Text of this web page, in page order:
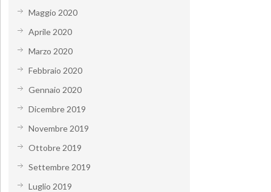
Maggio 2020
Aprile 2020
Marzo 2020
Febbraio 2020
Gennaio 2020
Dicembre 2019
Novembre 2019
Ottobre 2019
Settembre 2019
Luglio 2019